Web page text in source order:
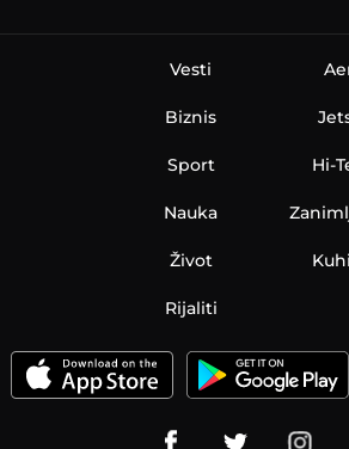
Vesti
Biznis
Sport
Nauka
Hi-
Život
Rijaliti